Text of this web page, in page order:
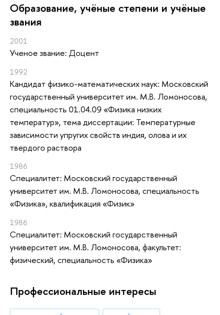
Oбразование, учёные степени и учёные
звания
2001
Ученое звание: Доцент
1992
Кандидат физико-математических наук: Московский
государственный университет им. М.В. Ломоносова,
специальность 01.04.09 «Физика низких
температур», тема диссертации: Температурные
зависимости упругих свойств индия, олова и их
твердого раствора
1986
Специалитет: Московский государственный
университет им. М.В. Ломоносова, специальность
«Физика», квалификация «Физик»
1986
Специалитет: Московский государственный
университет им. М.В. Ломоносова, факультет:
физический, специальность «Физика»
Профессиональные интересы